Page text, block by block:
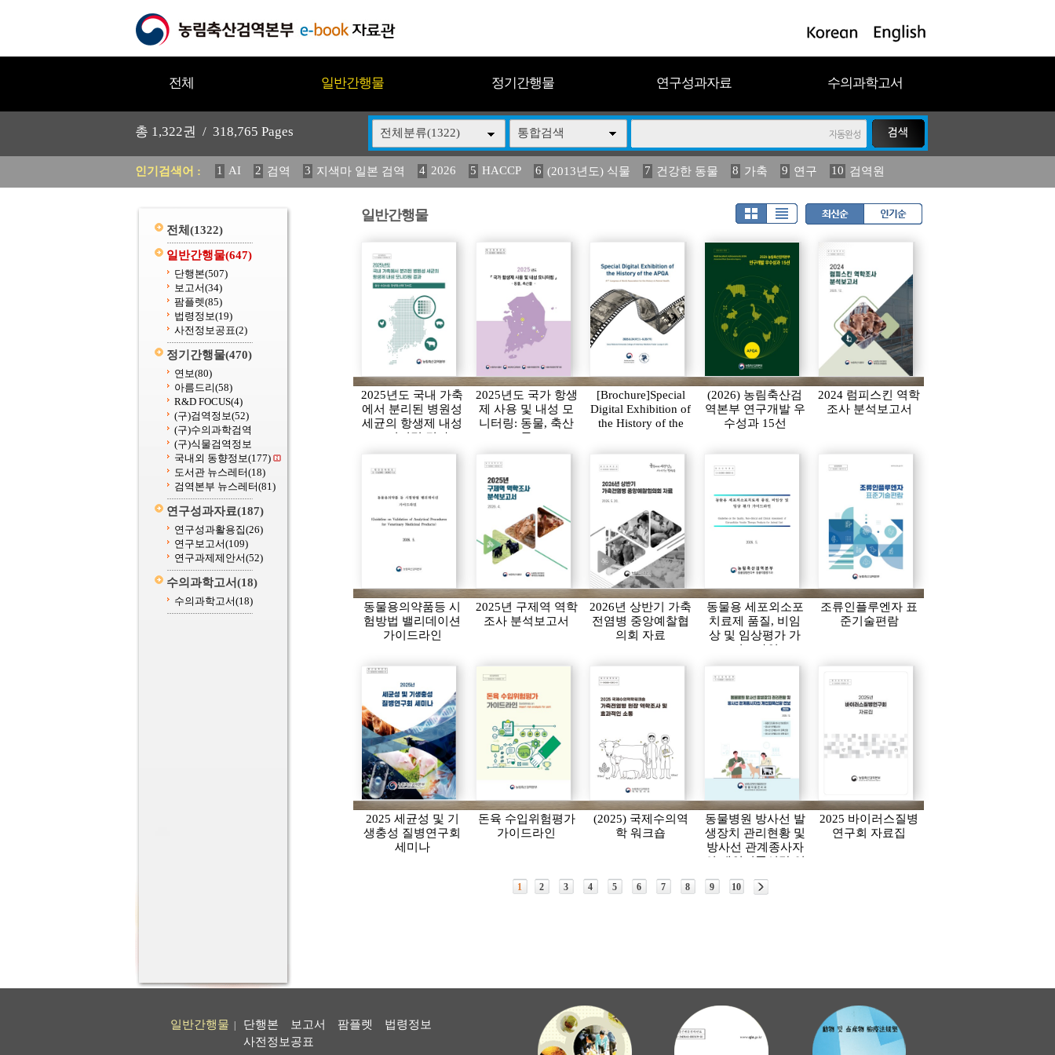
전체 일반간행물 정기간행물 연구성과자료 수의과학고서
총 1,322권 / 318,765 Pages 전체분류(1322) 통합검색
인기검색어 : 1 AI 2 검역 3 지색마 일본 검역 4 2026 5 HACCP 6 (2013년도) 식물 7 건강한 동물 8 가축 9 연구 10 검역원
11 2025 12 중독성 식물 도감 13 媛 異 14 (2013년도) 식 15 구제역 16 관리 17 연보 18 2023 19 농림수산
전체 (1322)
일반간행물(647)
단행본(507)
보고서(34)
팜플렛(85)
법령정보(19)
사전정보공표(2)
정기간행물(470)
연보(80)
아름드리(58)
R&D FOCUS(4)
(구)검역정보(52)
(구)수의과학검역
(구)식물검역정보
국내외 동향정보(177)
도서관 뉴스레터(18)
검역본부 뉴스레터(81)
연구성과자료(187)
연구성과활용집(26)
연구보고서(109)
연구과제제안서(52)
수의과학고서(18)
수의과학고서(18)
일반간행물
2025년도 국내 가축
에서 분리된 병원성
세균의 항생제 내성
모니터링 결과
2025년도 국가 항생
제 사용 및 내성 모
니터링: 동물, 축산
물
[Brochure]Special
Digital Exhibition of
the History of the
(2026) 농림축산검
역본부 연구개발 우
수성과 15선
2024 럼피스킨 역학
조사 분석보고서
동물용의약품등 시
험방법 밸리데이션
가이드라인
2025년 구제역 역학
조사 분석보고서
2026년 상반기 가축
전염병 중앙예찰협
의회 자료
동물용 세포외소포
치료제 품질, 비임
상 및 임상평가 가
이드라인
조류인플루엔자 표
준기술편람
2025 세균성 및 기
생충성 질병연구회
세미나
돈육 수입위험평가
가이드라인
(2025) 국제수의역
학 워크숍
동물병원 방사선 발
생장치 관리현황 및
방사선 관계종사자
의 개인피폭선량 연
2025 바이러스질병
연구회 자료집
1 2 3 4 5 6 7 8 9 10
일반간행물 단행본 보고서 팜플렛
법령정보
사전정보공표